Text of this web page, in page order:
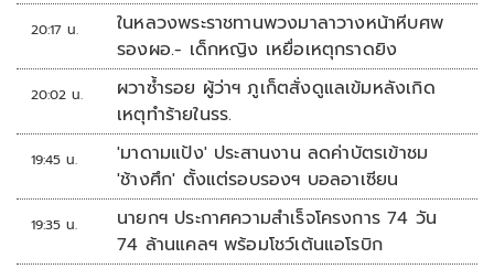
20:17 น.
ในหลวงพระราชทานพวงมาลาวางหน้าหีบศพ
รองผอ.- เด็กหญิง เหยื่อเหตุกราดยิง
20:02 น.
ผวาซ้ำรอย ผู้ว่าฯ ภูเก็ตสั่งดูแลเข้มหลังเกิด
เหตุทำร้ายในรร.
19:45 น.
'มาดามแป้ง' ประสานงาน ลดค่าบัตรเข้าชม
'ช้างศึก' ตั้งแต่รอบรองฯ บอลอาเซียน
19:35 น.
นายกฯ ประกาศความสำเร็จโครงการ 74 วัน
74 ล้านแคลฯ พร้อมโชว์เต้นแอโรบิก